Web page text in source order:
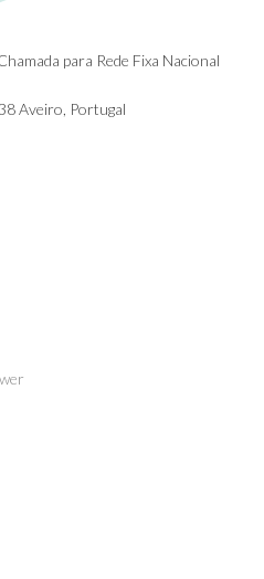
para Rede Fixa Nacional
Aveiro, Portugal